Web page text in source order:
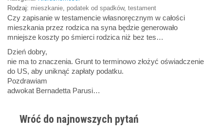
Rodzaj: mieszkanie podatek od spadków, testament
Czy zapisanie w testamencie własnoręcznym w całości
mieszkania przez rodzica na syna będzie generowało
mniejsze koszty po śmierci rodzica niż bez tes…
Dzień dobry,
nie ma to znaczenia. Grunt to terminowo złożyć oświadczenie
do US, aby uniknąć zapłaty podatku.
Pozdrawiam
adwokat Bernadetta Parusi…
Wróć do najnowszych pytań